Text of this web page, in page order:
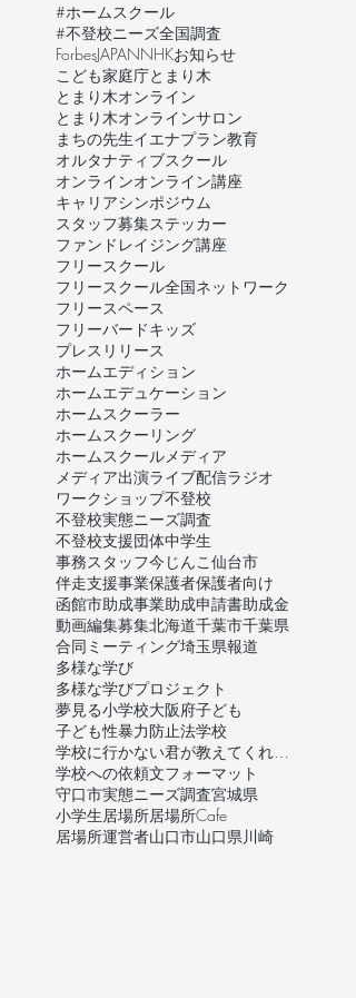
#ホームスクール
#不登校ニーズ全国調査
ForbesJAPANNHKお知らせ
こども家庭庁とまり木
とまり木オンライン
とまり木オンラインサロン
まちの先生イエナプラン教育
オルタナティブスクール
オンラインオンライン講座
キャリアシンポジウム
スタッフ募集ステッカー
ファンドレイジング講座
フリースクール
フリースクール全国ネットワーク
フリースペース
フリーバードキッズ
プレスリリース
ホームエディション
ホームエデュケーション
ホームスクーラー
ホームスクーリング
ホームスクールメディア
メディア出演ライブ配信ラジオ
ワークショップ不登校
不登校実態ニーズ調査
不登校支援団体中学生
事務スタッフ今じんこ仙台市
伴走支援事業保護者保護者向け
函館市助成事業助成申請書助成金
動画編集募集北海道千葉市千葉県
合同ミーティング埼玉県報道
多様な学び
多様な学びプロジェクト
夢見る小学校大阪府子ども
子ども性暴力防止法学校
学校に行かない君が教えてくれたこと
学校への依頼文フォーマット
守口市実態ニーズ調査宮城県
小学生居場所居場所Cafe
居場所運営者山口市山口県川崎